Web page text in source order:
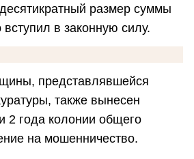
размер суммы
вступил в законную силу.
представлявшейся
также вынесен
2 года колонии общего
на мошенничество.